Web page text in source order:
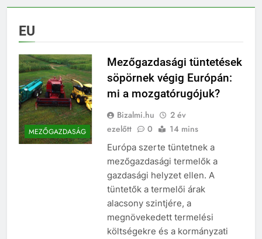
EU
MEZŐGAZDASÁG
Mezőgazdasági tüntetések
söpörnek végig Európán:
mi a mozgatórugójuk?
Bizalmi.hu
2 év
ezelőtt
0 14 mins
Európa szerte tüntetnek a
mezőgazdasági termelők a
gazdasági helyzet ellen. A
tüntetők a termelői árak
alacsony szintjére, a
megnövekedett termelési
költségekre és a kormányzati